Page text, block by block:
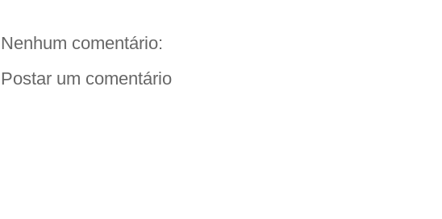
Nenhum comentário:
Postar um comentário